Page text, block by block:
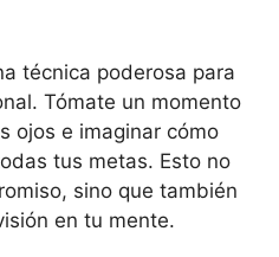
técnica poderosa para
Tómate un momento
ojos e imaginar cómo
tus metas. Esto no
sino que también
en tu mente.